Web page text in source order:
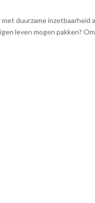
duurzame inzetbaarheid
leven mogen pakken?